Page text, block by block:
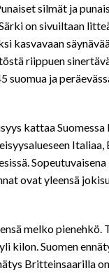
silmät ja
on sivuiltaan
kasvavaan
riippuen
suomua ja
kattaa
ovat yleensä
melko
kilon. Suomen
Britteinsaarilla